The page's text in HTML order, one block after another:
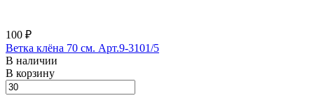
100 ₽
Ветка клёна 70 см. Арт.9-3101/5
В наличии
В корзину